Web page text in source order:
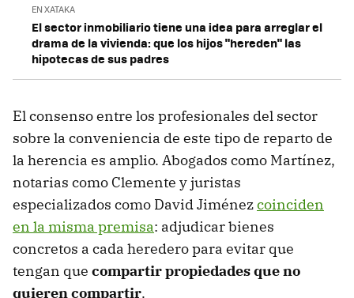
EN XATAKA
El sector inmobiliario tiene una idea para arreglar el
drama de la vivienda: que los hijos "hereden" las
hipotecas de sus padres
El consenso entre los profesionales del sector
sobre la conveniencia de este tipo de reparto de
la herencia es amplio. Abogados como Martínez,
notarias como Clemente y juristas
especializados como David Jiménezcoinciden
en la misma premisa: adjudicar bienes
concretos a cada heredero para evitar que
tengan que compartir propiedades que no
quieren compartir.